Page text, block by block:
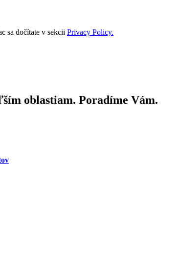
sa dočítate v sekcii Privacy Policy.
oblastiam. Poradíme Vám.